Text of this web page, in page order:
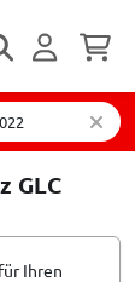
GLC
Ihren